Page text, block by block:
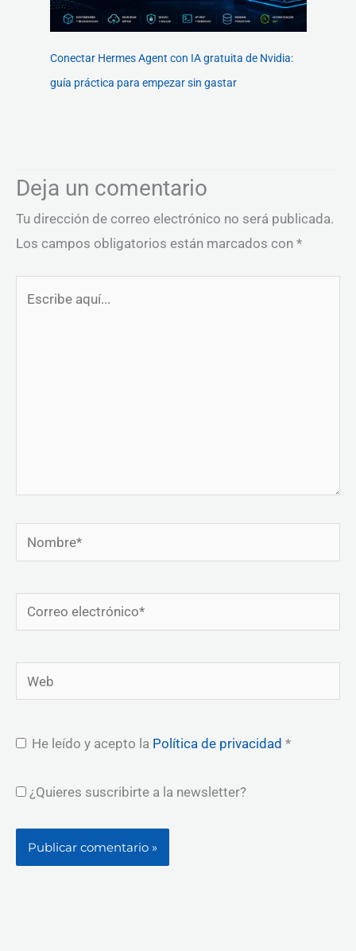
Conectar Hermes Agent con IA gratuita de Nvidia:
guía práctica para empezar sin gastar
Deja un comentario
Tu dirección de correo electrónico no será publicada.
Los campos obligatorios están marcados con *
Nombre*
Correo
electrónico*
Web
He leído y acepto la Política de privacidad *
¿Quieres suscribirte a la newsletter?